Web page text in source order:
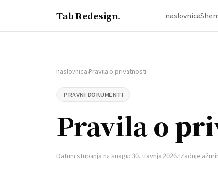
Tab Redesign. naslovnica
naslovnica›Pravila o privatnosti
PRAVNI DOKUMENTI
Pravila o
Datum stupanja na snagu: 30. travnja 2026. Zadnje